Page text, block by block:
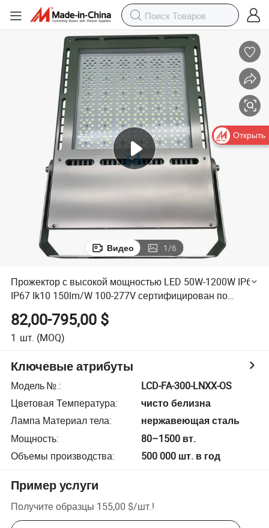
Видео 1/6
Прожектор с высокой мощностью LED 50W-1200W IP66
IP67 Ik10 150lm/W 100-277V сертифицирован по
стандартам CE для морских портов, промышленных
объектов, охраны и освещения фасадов зданий
82,00-795,00 $
1 шт. (MOQ)
Ключевые атрибуты
Модель №.:
LCD-FA-300-LNXX-OS
Цветовая Температура:
чисто белизна
Лампа Материал тела:
нержавеющая сталь
Мощность:
80–1500 вт.
Объемы производства: 500 000 шт. в год
Пример услуги
Получите образцы 155,00 $/шт.!
Открыть